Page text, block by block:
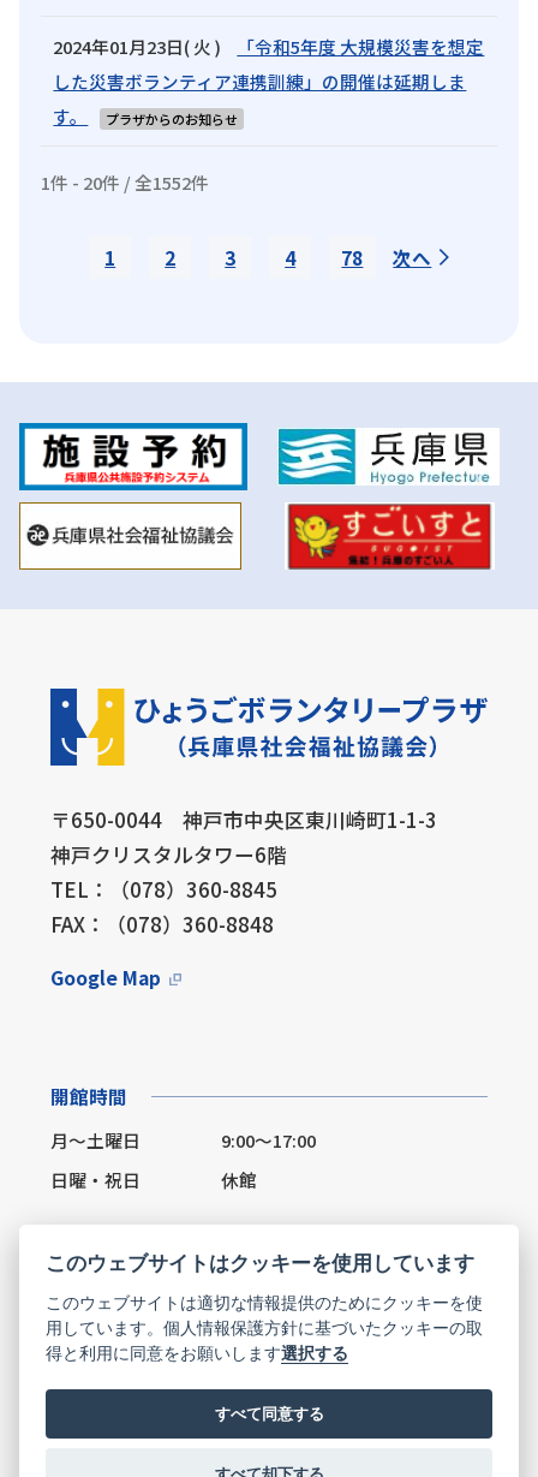
2024年01月23日( 火 )
「令和5年度 大規模災害を想定
した災害ボランティア連携訓練」の開催は延期しま
す。
プラザからのお知らせ
1件 - 20件 / 全1552件
1 2 3 4 78 次へ
〒650-0044 神戸市中央区東川崎町1-1-3
神戸クリスタルタワー6階
TEL：（078）360-8845
FAX：（078）360-8848
Google Map
開館時間
月～土曜日
9:00～17:00
日曜・祝日
休館
Facebook X(Twitter)
お問い合わせ
このウェブサイトはクッキーを使用しています
このウェブサイトは適切な情報提供のためにクッキーを使
用しています。個人情報保護方針に基づいたクッキーの取
得と利用に同意をお願いします選択する
すべて同意する
すべて却下する